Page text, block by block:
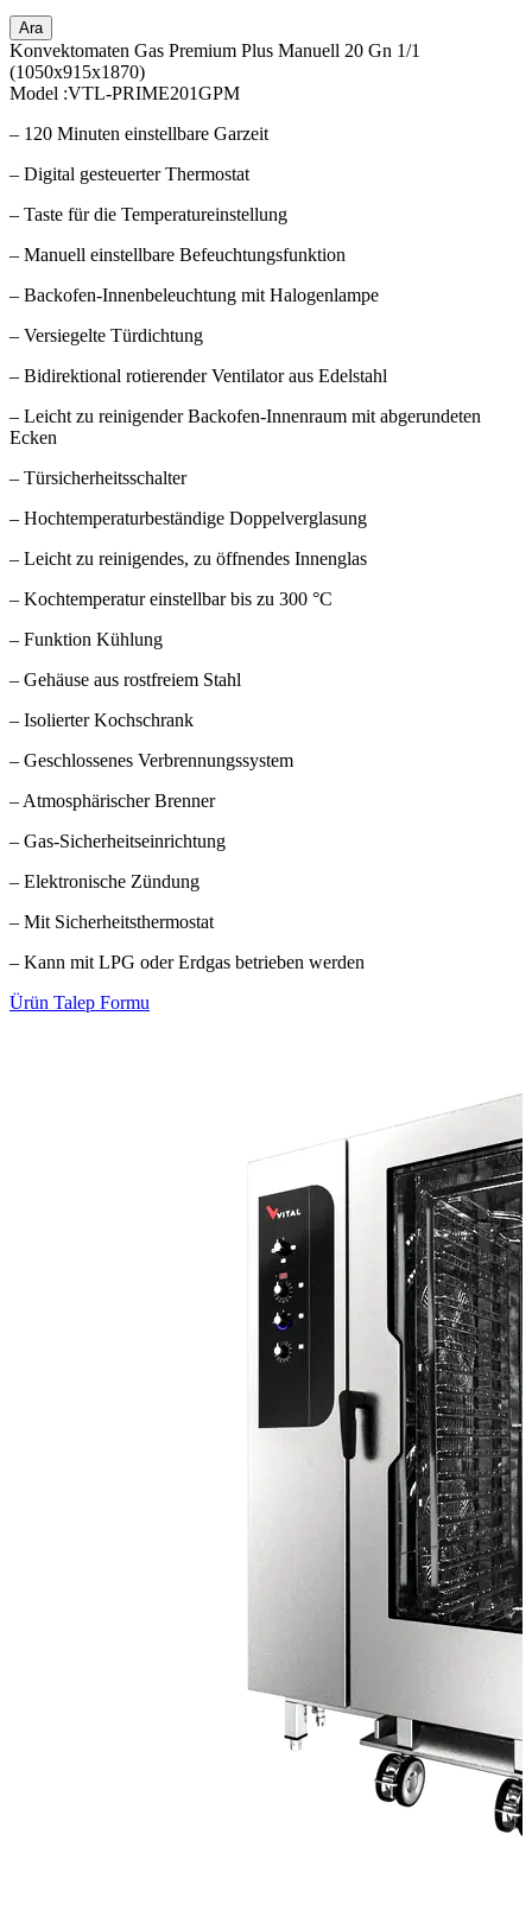
Ara
Konvektomaten Gas Premium Plus Manuell 20 Gn 1/1
(1050x915x1870)
Model :VTL-PRIME201GPM
– 120 Minuten einstellbare Garzeit
– Digital gesteuerter Thermostat
– Taste für die Temperatureinstellung
– Manuell einstellbare Befeuchtungsfunktion
– Backofen-Innenbeleuchtung mit Halogenlampe
– Versiegelte Türdichtung
– Bidirektional rotierender Ventilator aus Edelstahl
– Leicht zu reinigender Backofen-Innenraum mit abgerundeten
Ecken
– Türsicherheitsschalter
– Hochtemperaturbeständige Doppelverglasung
– Leicht zu reinigendes, zu öffnendes Innenglas
– Kochtemperatur einstellbar bis zu 300 °C
– Funktion Kühlung
– Gehäuse aus rostfreiem Stahl
– Isolierter Kochschrank
– Geschlossenes Verbrennungssystem
– Atmosphärischer Brenner
– Gas-Sicherheitseinrichtung
– Elektronische Zündung
– Mit Sicherheitsthermostat
– Kann mit LPG oder Erdgas betrieben werden
Ürün Talep Formu